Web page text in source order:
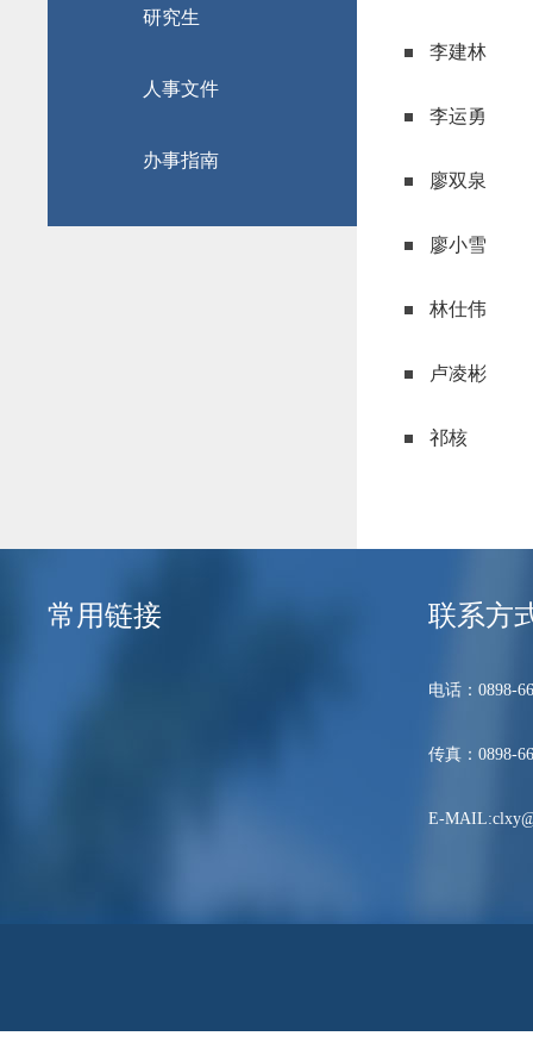
研究生
人事文件
办事指南
李建林
李运勇
廖双泉
廖小雪
林仕伟
卢凌彬
祁核
常用链接 联系方
电话：0898-
传真：0898-
E-